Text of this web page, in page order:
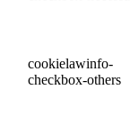
cookielawinfo-
checkbox-others